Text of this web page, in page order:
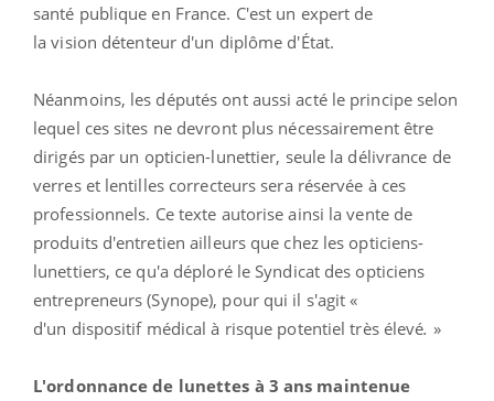
santé publique en France. C'est un expert de
la vision détenteur d'un diplôme d'État.
Néanmoins, les députés ont aussi acté le principe selon
lequel ces sites ne devront plus nécessairement être
dirigés par un opticien-lunettier, seule la délivrance de
verres et lentilles correcteurs sera réservée à ces
professionnels. Ce texte autorise ainsi la vente de
produits d'entretien ailleurs que chez les opticiens-
lunettiers, ce qu'a déploré le Syndicat des opticiens
entrepreneurs (Synope), pour qui il s'agit «
d'un dispositif médical à risque potentiel très élevé. »
L'ordonnance de lunettes à 3 ans maintenue